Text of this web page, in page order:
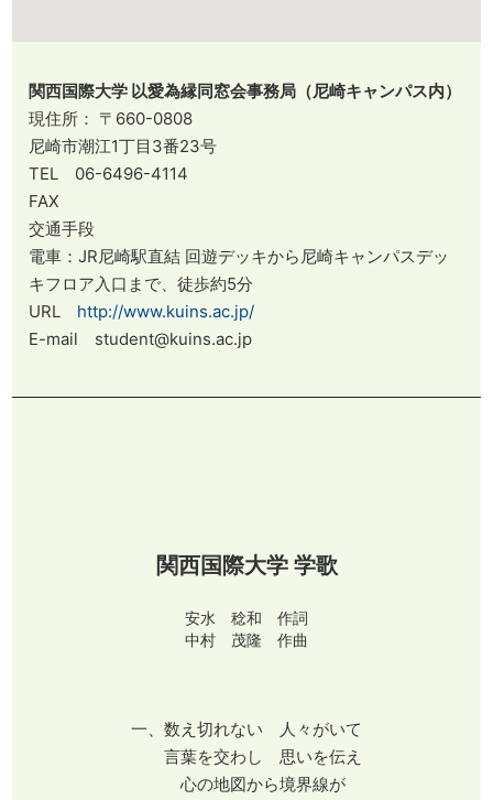
関西国際大学 以愛為縁同窓会事務局（尼崎キャンパス内）
現住所： 〒660-0808
尼崎市潮江1丁目3番23号
TEL 06-6496-4114
FAX
交通手段
電車：JR尼崎駅直結 回遊デッキから尼崎キャンパスデッ
キフロア入口まで、徒歩約5分
URL http://www.kuins.ac.jp/
E-mail student@kuins.ac.jp
関西国際大学 学歌
安水 稔和 作詞
中村 茂隆 作曲
一、数え切れない 人々がいて
言葉を交わし 思いを伝え
心の地図から境界線が